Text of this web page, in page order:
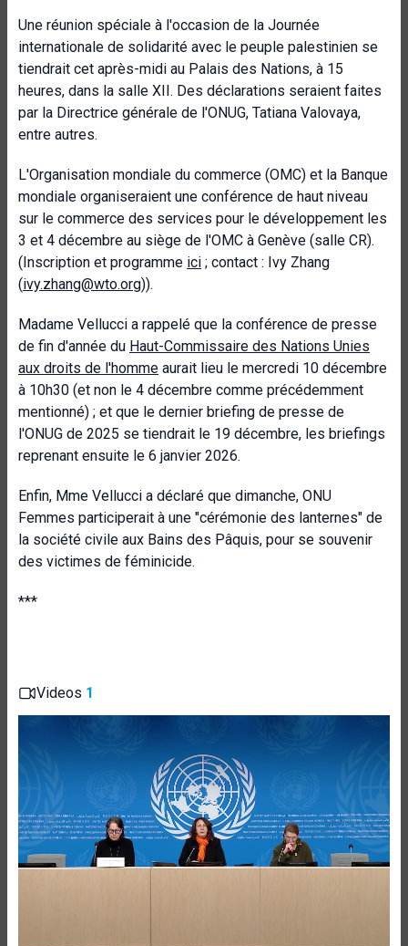
Une réunion spéciale à l'occasion de la Journée
internationale de solidarité avec le peuple palestinien se
tiendrait cet après-midi au Palais des Nations, à 15
heures, dans la salle XII. Des déclarations seraient faites
par la Directrice générale de l'ONUG, Tatiana Valovaya,
entre autres.
L'Organisation mondiale du commerce (OMC) et la Banque
mondiale organiseraient une conférence de haut niveau
sur le commerce des services pour le développement les
3 et 4 décembre au siège de l'OMC à Genève (salle CR).
(Inscription et programme ici ; contact : Ivy Zhang
(ivy.zhang@wto.org)).
Madame Vellucci a rappelé que la conférence de presse
de fin d'année du Haut-Commissaire des Nations Unies
aux droits de l'homme aurait lieu le mercredi 10 décembre
à 10h30 (et non le 4 décembre comme précédemment
mentionné) ; et que le dernier briefing de presse de
l'ONUG de 2025 se tiendrait le 19 décembre, les briefings
reprenant ensuite le 6 janvier 2026.
Enfin, Mme Vellucci a déclaré que dimanche, ONU
Femmes participerait à une "cérémonie des lanternes" de
la société civile aux Bains des Pâquis, pour se souvenir
des victimes de féminicide.
***
Videos 1